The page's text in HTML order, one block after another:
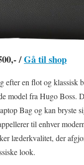
/Gå til shop
efter en flot og klassisk
model fra Hugo Boss.
Bag og kan bryste
til enhver
læderkvalitet, der
look.